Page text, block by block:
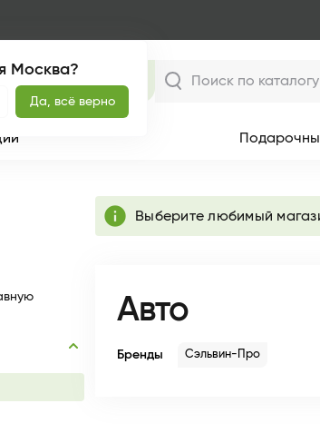
Москва?
Да, всё верно
info Выберите любимый
Авто
Бренды Сэльвин-Про